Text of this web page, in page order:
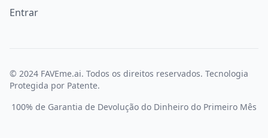
Entrar
© 2024 FAVEme.ai. Todos os direitos reservados. Tecnologia
Protegida por Patente.
100% de Garantia de Devolução do Dinheiro do Primeiro Mês